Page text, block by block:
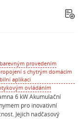
provedením
s chytrým domácím
aplikaci
ovládáním
6 kW Akumulační
pro inovativní
Jejich nadčasový